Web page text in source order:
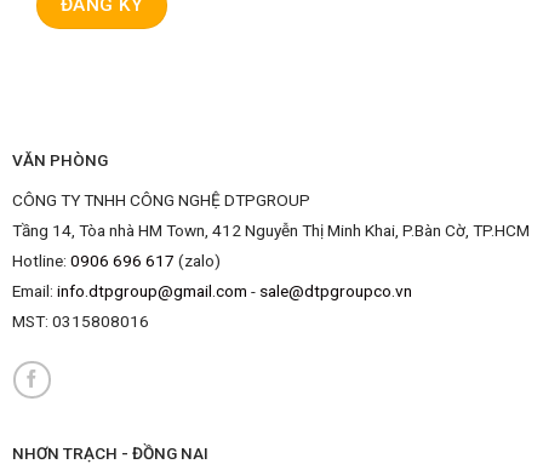
VĂN PHÒNG
CÔNG TY TNHH CÔNG NGHỆ DTPGROUP
Tầng 14, Tòa nhà HM Town, 412 Nguyễn Thị Minh Khai, P.Bàn Cờ, TP.HCM
Hotline: 0906 696 617 (zalo)
Email: info.dtpgroup@gmail.com - sale@dtpgroupco.vn
MST: 0315808016
NHƠN TRẠCH - ĐỒNG NAI